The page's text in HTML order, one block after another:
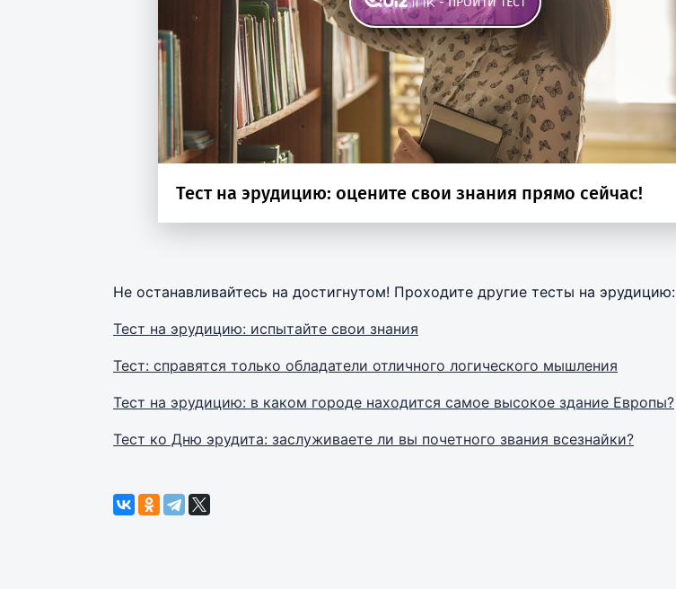
Не останавливайтесь на достигнутом! Проходите другие тесты на эрудицию:
Тест на эрудицию: испытайте свои знания
Тест: справятся только обладатели отличного логического мышления
Тест на эрудицию: в каком городе находится самое высокое здание Европы?
Тест ко Дню эрудита: заслуживаете ли вы почетного звания всезнайки?